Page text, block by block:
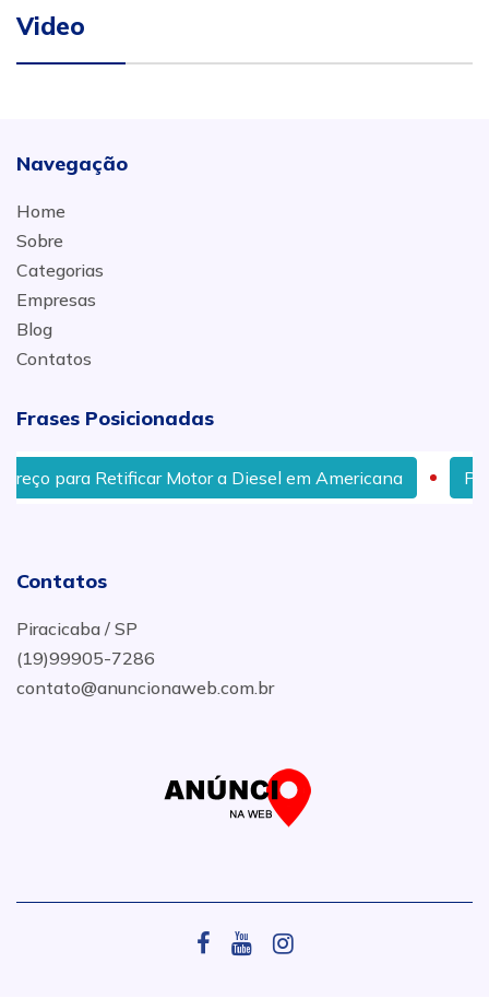
Video
Navegação
Home
Sobre
Categorias
Empresas
Blog
Contatos
Frases Posicionadas
para Retificar Motor a Diesel em Americana Preço
Contatos
Piracicaba / SP
(19)99905-7286
contato@anuncionaweb.com.br